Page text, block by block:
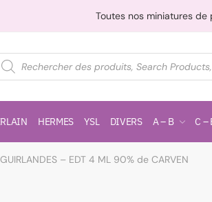
Toutes nos miniatures de
HERMES YSL DIVERS A – B C –
GUIRLANDES – EDT 4 ML 90% de CARVEN